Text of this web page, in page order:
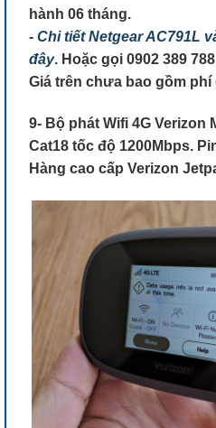
hành 06 tháng.
- Chi tiết Netgear AC791L
đây. Hoặc gọi 0902 389
Giá trên chưa bao gồm phí
9- Bộ phát Wifi 4G Verizon
Cat18 tốc độ 1200Mbps.
Hàng cao cấp Verizon